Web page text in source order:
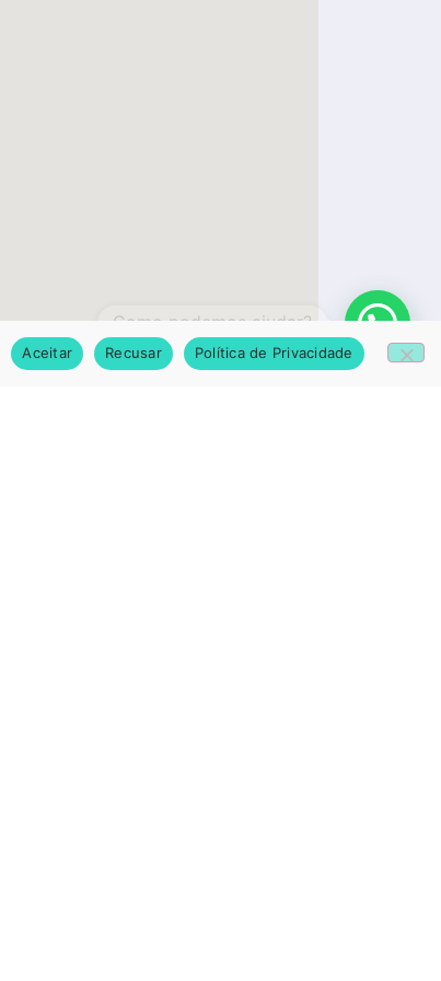
1
Aceitar Recusar Política de Privacidade